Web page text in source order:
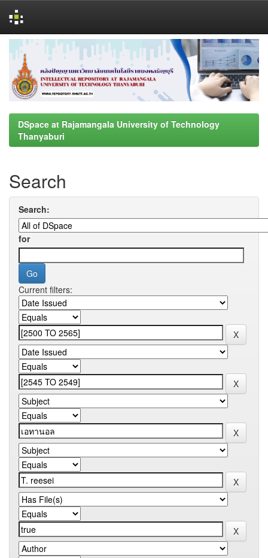
navigation
DSpace at Rajamangala University of Technology
Thanyaburi
Search
Search:
for
Current filters: